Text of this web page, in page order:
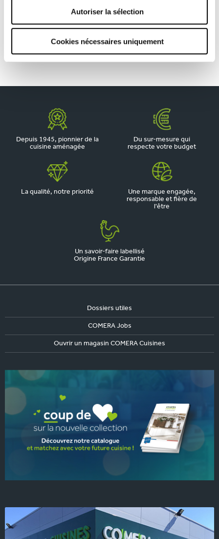
Autoriser la sélection
Cookies nécessaires uniquement
Une cuisine en triptyque !
Depuis 1945, pionnier de la
cuisine aménagée
Du sur-mesure qui
respecte votre budget
La qualité, notre priorité
Une marque engagée,
responsable et fière de
l'être
Un savoir-faire labellisé
Origine France Garantie
Dossiers utiles
COMERA Jobs
Ouvrir un magasin COMERA Cuisines